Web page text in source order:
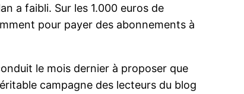
a faibli. Sur les 1.000 euros de
pour payer des abonnements à
le mois dernier à proposer que
campagne des lecteurs du blog